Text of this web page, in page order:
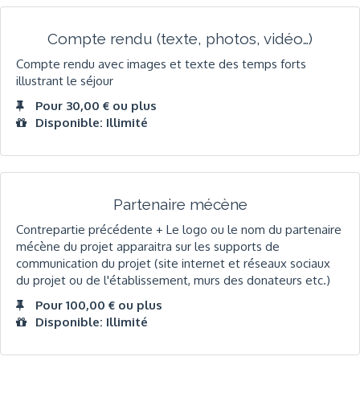
Compte rendu (texte, photos, vidéo…)
Compte rendu avec images et texte des temps forts
illustrant le séjour
Pour 30,00 € ou plus
Disponible: Illimité
Partenaire mécène
Contrepartie précédente + Le logo ou le nom du partenaire
mécène du projet apparaitra sur les supports de
communication du projet (site internet et réseaux sociaux
du projet ou de l'établissement, murs des donateurs etc.)
Pour 100,00 € ou plus
Disponible: Illimité